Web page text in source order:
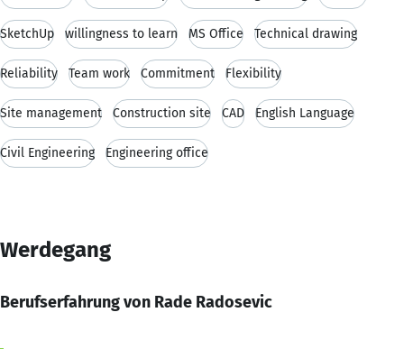
SketchUp willingness to learn MS Office Technical drawing
Reliability Team work Commitment Flexibility
Site management Construction site CAD English Language
Civil Engineering Engineering office
Werdegang
Berufserfahrung von Rade Radosevic